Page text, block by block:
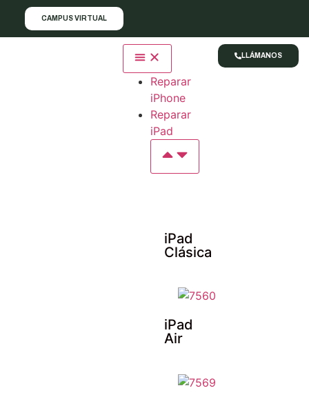
CAMPUS VIRTUAL
Reparar
iPhone
Reparar
iPad
iPad
Clásica
iPad
Air
LLÁMANOS